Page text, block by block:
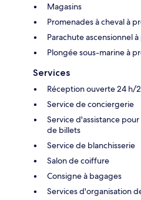
Magasins
Promenades à cheval à
Parachute ascensionnel
Plongée sous-marine à
Services
Réception ouverte 24 h/
Service de conciergerie
Service d'assistance
de billets
Service de blanchisserie
Salon de coiffure
Consigne à bagages
Services d'organisation